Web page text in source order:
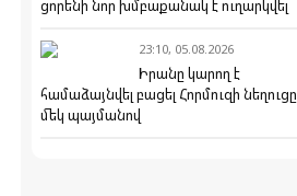
ցորենի նոր խմբաքանակ է ուղարկվել
23:10, 05.08.2026
Իրանը կարող է
համաձայնվել բացել Հորմուզի նեղուցը
մեկ պայմանով